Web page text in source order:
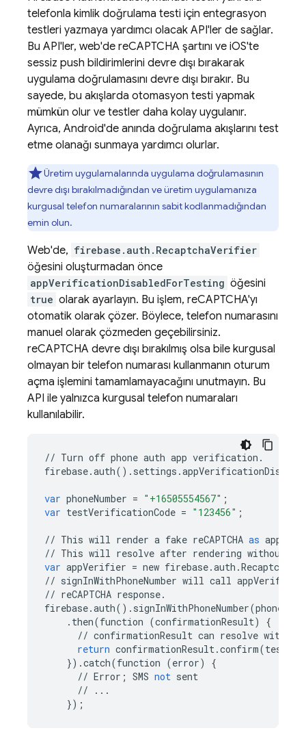
telefonla kimlik doğrulama testi için entegrasyon
testleri yazmaya yardımcı olacak API'ler de sağlar.
Bu API'ler, web'de reCAPTCHA şartını ve iOS'te
sessiz push bildirimlerini devre dışı bırakarak
uygulama doğrulamasını devre dışı bırakır. Bu
sayede, bu akışlarda otomasyon testi yapmak
mümkün olur ve testler daha kolay uygulanır.
Ayrıca, Android'de anında doğrulama akışlarını test
etme olanağı sunmaya yardımcı olurlar.
Üretim uygulamalarında uygulama doğrulamasının
devre dışı bırakılmadığından ve üretim uygulamanıza
kurgusal telefon numaralarının sabit kodlanmadığından
emin olun.
Web'de, firebase.auth.RecaptchaVerifier
öğesini oluşturmadan önce
appVerificationDisabledForTesting öğesini
true olarak ayarlayın. Bu işlem, reCAPTCHA'yı
otomatik olarak çözer. Böylece, telefon numarasını
manuel olarak çözmeden geçebilirsiniz.
reCAPTCHA devre dışı bırakılmış olsa bile kurgusal
olmayan bir telefon numarası kullanmanın oturum
açma işlemini tamamlamayacağını unutmayın. Bu
API ile yalnızca kurgusal telefon numaraları
kullanılabilir.
// Turn off phone auth app verification .
firebase.auth() . settings .
var phoneNumber = "+16505554567" ;
var testVerificationCode = "123456" ;
// This will render a fake reCAPTCHA as
// This will resolve after rendering without
var appVerifier = new firebase.auth .
// signInWithPhoneNumber will call appVerifier
// reCAPTCHA response.
firebase.auth() . signInWithPhoneNumber(
. then(function (confirmationResult)
{
// confirmationResult can resolve with
return confirmationResult.confirm(
}) .catch(function (error)
{
// Error ; SMS not sent
//
...
});